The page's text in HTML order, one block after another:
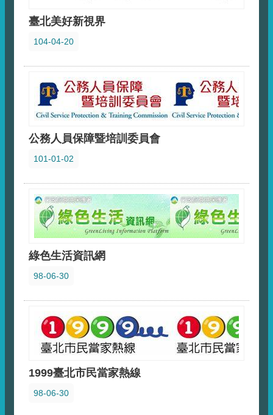
臺北美好新視界
104-04-20
公務人員保障暨培訓委員會
101-01-02
綠色生活資訊網
98-06-30
1999臺北市民當家熱線
98-06-30